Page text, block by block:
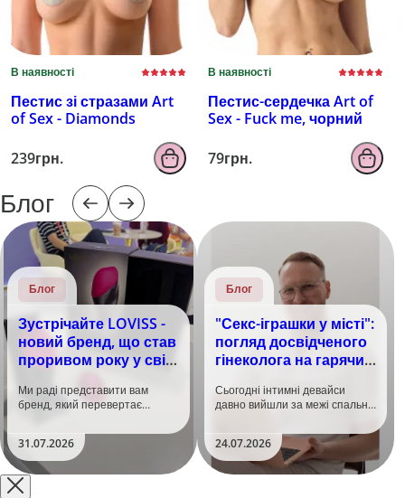
В наявності
Пестис зі стразами Art
of Sex - Diamonds
239грн.
В наявності
Пестис-сердечка Art of
Sex - Fuck me, чорний
79грн.
Блог
Блог
Зустрічайте LOVISS -
новий бренд, що став
проривом року у світі
Ми раді представити вам
бренд, який перевертає
та вже встиг стати сенсацією
на міжнародній виставці API
Shanghai-2026!​LOVISS - це
поєднання унікальної естетики
та бездога..
31.07.2026
Блог
"Секс-іграшки у місті":
погляд досвідченого
гінеколога на гарячий
Сьогодні інтимні девайси
давно вийшли за межі спальні.
безшумні моторчики та
стильний дизайн перетворили
їх на гаджет, який багато хто
використовує, тестує у
24.07.2026